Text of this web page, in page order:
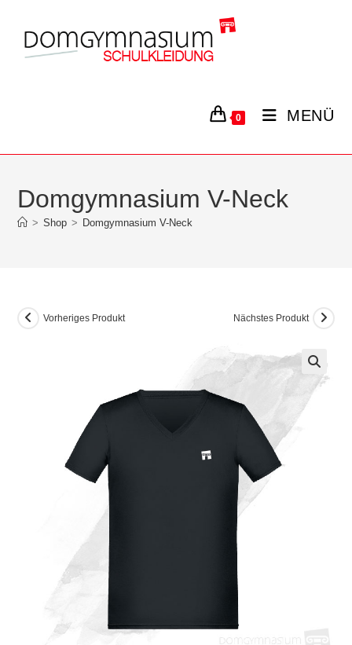
springen
0 MENÜ
Domgymnasium V-Neck
> Shop > Domgymnasium V-Neck
Vorheriges Produkt Nächstes Produkt